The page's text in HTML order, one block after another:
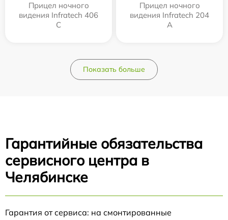
Прицел ночного
видения Infratech 406
С
Прицел ночного
видения Infratech 204
А
Показать больше
Гарантийные обязательства
сервисного центра в
Челябинске
Гарантия от сервиса: на смонтированные